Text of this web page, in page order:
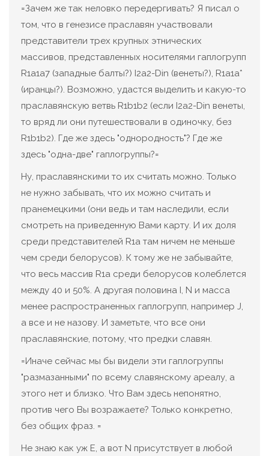
=Зачем же так неловко передергивать? Я писал о
том, что в генезисе праславян участвовали
представители трех крупных этнических
массивов, представленных носителями гаплогрупп
R1a1a7 (западные балты?) I2a2-Din (венеты?), R1a1a*
(иранцы?). Возможно, удастся выделить и какую-то
праславянскую ветвь R1b1b2 (если I2a2-Din венеты,
то вряд ли они путешествовали в одиночку, без
R1b1b2). Где же здесь "однородность"? Где же
здесь "одна-две" гаплогруппы?=
Ну, праславянскими то их считать можно. Только
не нужно забывать, что их можно считать и
пранемецкими (они ведь и там наследили, если
смотреть на приведенную Вами карту. И их доля
среди представителей R1a там ничем не меньше
чем среди белорусов). К тому же не забывайте,
что весь массив R1a среди белорусов колеблется
между 40 и 50%. А другая половина I, N и масса
менее распространенных гаплогрупп, например J,
а все и не назову. И заметьте, что все они
праславянские, потому, что предки славян.
=Иначе сейчас мы бы видели эти гаплогруппы
"размазанными" по всему славянскому ареалу, а
этого нет и близко. Что Вам здесь непонятно,
против чего Вы возражаете? Только конкретно,
без общих фраз. =
Не знаю как уж Е, а вот N присутствует в любой